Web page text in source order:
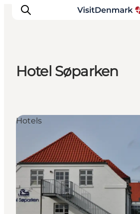
Erlebnisse
Unterkünfte
Reiseplanung
Hotel Søparken
Hotels